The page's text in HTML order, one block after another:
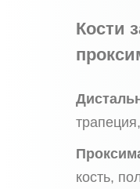
Кости
кость,